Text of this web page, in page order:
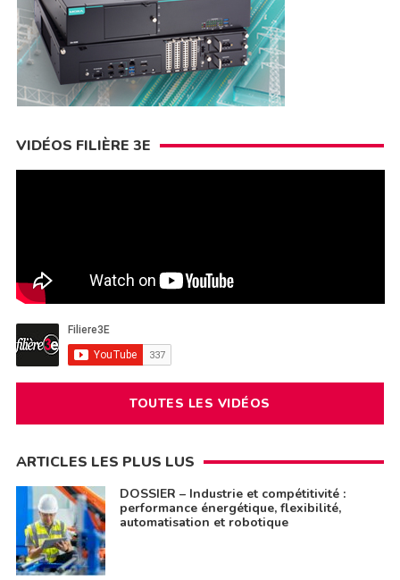
VIDÉOS FILIÈRE 3E
TOUTES LES VIDÉOS
ARTICLES LES PLUS LUS
DOSSIER – Industrie et compétitivité :
performance énergétique, flexibilité,
automatisation et robotique